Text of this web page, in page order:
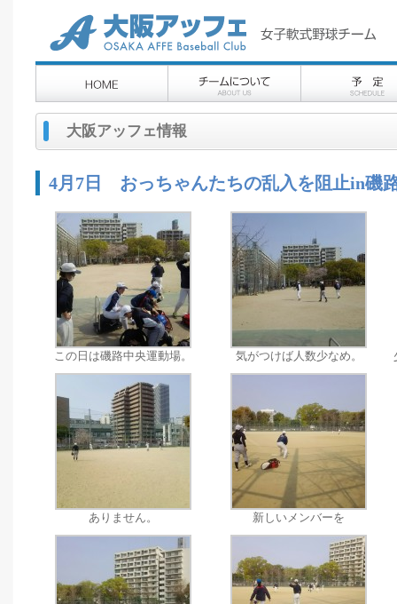
大阪アッフェ情報
4月7日 おっちゃんたちの乱入を阻止in磯
この日は磯路中央運動場。 気がつけば人数少なめ。
ありません。 新しいメンバーを